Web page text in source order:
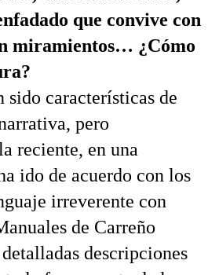
que convive con
miramientos… ¿Cómo
características de
pero
reciente, en una
ido de acuerdo con los
irreverente con
de Carreño
descripciones